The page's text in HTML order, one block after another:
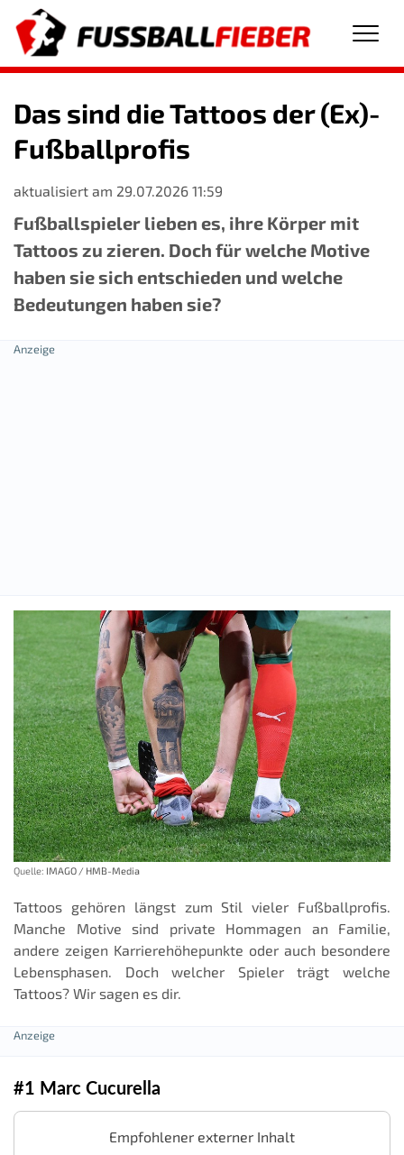
Das sind die Tattoos der (Ex)-
Fußballprofis
aktualisiert am 29.07.2026 11:59
Fußballspieler lieben es, ihre Körper mit
Tattoos zu zieren. Doch für welche Motive
haben sie sich entschieden und welche
Bedeutungen haben sie?
Quelle: IMAGO / HMB-Media
Tattoos gehören längst zum Stil vieler Fußballprofis.
Manche Motive sind private Hommagen an Familie,
andere zeigen Karrierehöhepunkte oder auch besondere
Lebensphasen. Doch welcher Spieler trägt welche
Tattoos? Wir sagen es dir.
#1 Marc Cucurella
Empfohlener externer Inhalt